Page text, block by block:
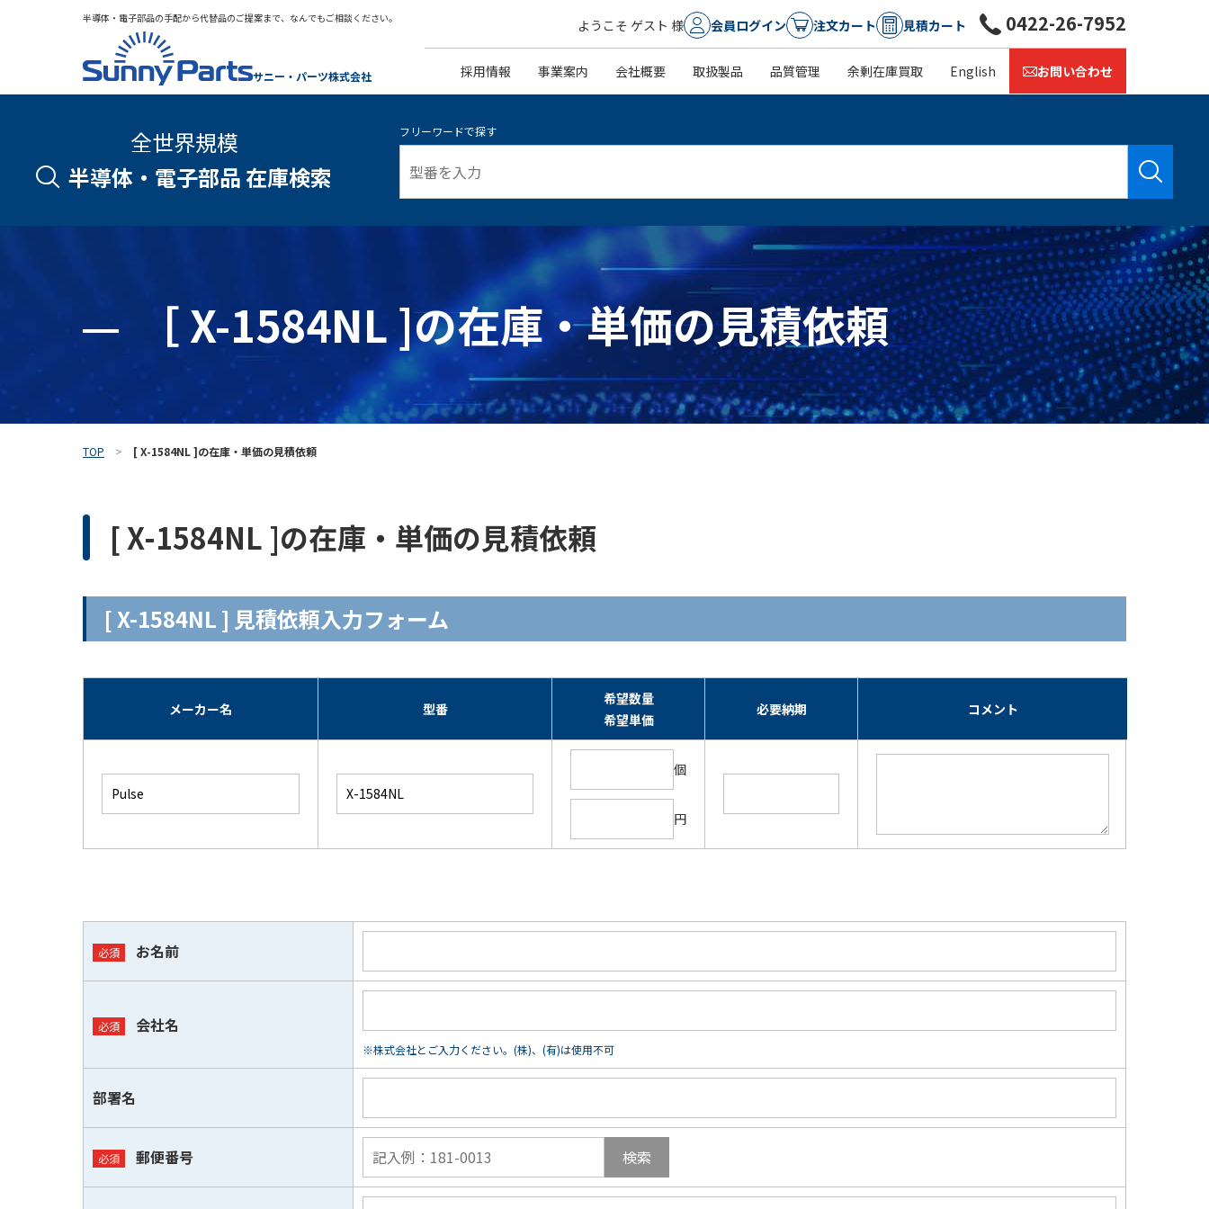
半導体・電子部品の手配から代替品のご提案まで、なんでもご相談ください。
サニー・パーツ株式会社
ようこそ ゲスト 様 会員ログイン 注文カート 見積カート
採用情報 事業案内 会社概要 取扱製品 品質管理 余剰在庫買取 English お問い合わせ
0422-26-7952
全世界規模
半導体・電子部品 在庫検索
フリーワードで探す
［ X-1584NL ]の在庫・単価の見積依頼
TOP [ X-1584NL ]の在庫・単価の見積依頼
[ X-1584NL ]の在庫・単価の見積依頼
[ X-1584NL ] 見積依頼入力フォーム
メーカー名 型番
希望数量
希望単価
必要納期 コメント
個
円
お名前
会社名
※株式会社とご入力ください。(株)、(有)は使用不可
部署名
郵便番号 検索